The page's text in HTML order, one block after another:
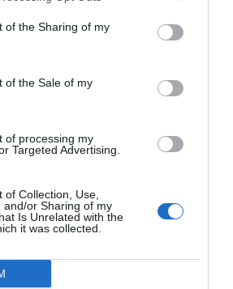
of the Sharing of my
of the Sale of my
of processing my
Targeted Advertising.
of Collection, Use,
and/or Sharing of my
Is Unrelated with the
it was collected.